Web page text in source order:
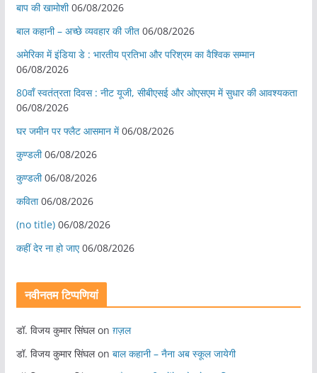
बाप की खामोशी 06/08/2026
बाल कहानी – अच्छे व्यवहार की जीत 06/08/2026
अमेरिका में इंडिया डे : भारतीय प्रतिभा और परिश्रम का वैश्विक सम्मान
06/08/2026
80वाँ स्वतंत्रता दिवस : नीट यूजी, सीबीएसई और ओएसएम में सुधार की आवश्यकता
06/08/2026
घर जमीन पर फ्लैट आसमान में 06/08/2026
कुण्डली 06/08/2026
कुण्डली 06/08/2026
कविता 06/08/2026
(no title) 06/08/2026
कहीं देर ना हो जाए 06/08/2026
नवीनतम टिप्पणियां
डॉ. विजय कुमार सिंघलon ग़ज़ल
डॉ. विजय कुमार सिंघलon बाल कहानी – नैना अब स्कूल जायेगी